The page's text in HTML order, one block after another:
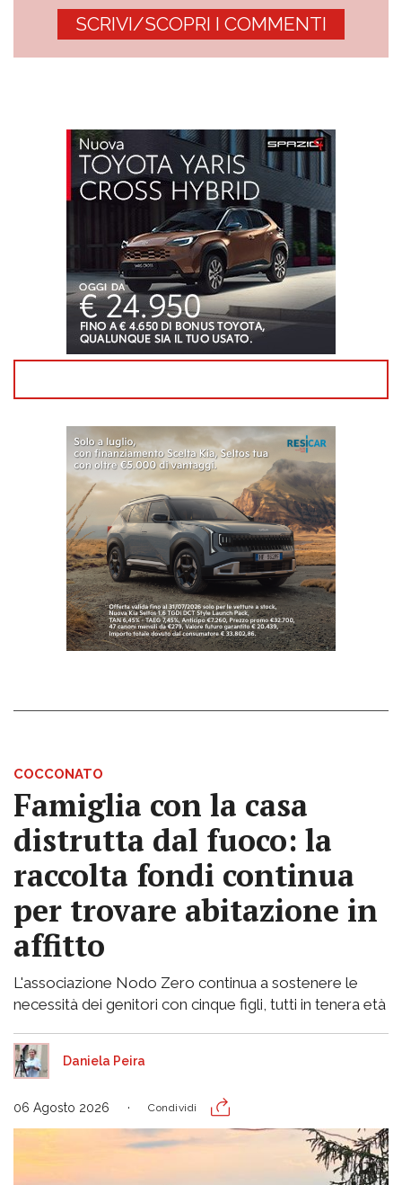
SCRIVI/SCOPRI I COMMENTI
COCCONATO
Famiglia con la casa
distrutta dal fuoco: la
raccolta fondi continua
per trovare abitazione in
affitto
L'associazione Nodo Zero continua a sostenere le
necessità dei genitori con cinque figli, tutti in tenera età
Daniela Peira
06 Agosto 2026 Condividi